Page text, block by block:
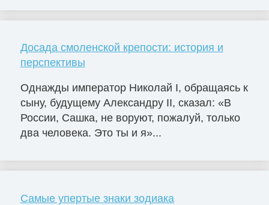
Досада смоленской крепости: история и
перспективы
Однажды император Николай I, обращаясь к
сыну, будущему Александру II, сказал: «В
России, Сашка, не воруют, пожалуй, только
два человека. Это ты и я»...
Самые упертые знаки зодиака